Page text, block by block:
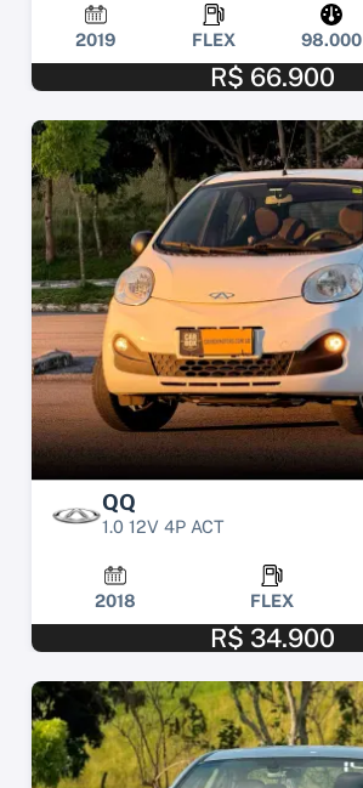
2019 FLEX 98.000
R$ 66.900
QQ
1.0 12V 4P ACT
2018 FLEX
R$ 34.900